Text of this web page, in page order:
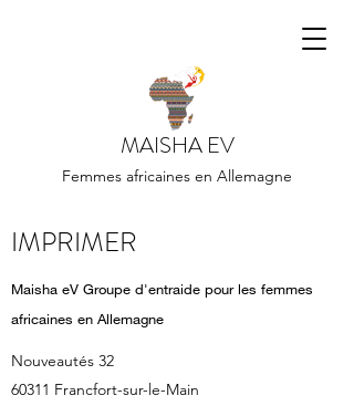
MAISHA EV
Femmes africaines en Allemagne
IMPRIMER
Maisha eV Groupe d'entraide pour les femmes
africaines en Allemagne
Nouveautés 32
60311 Francfort-sur-le-Main